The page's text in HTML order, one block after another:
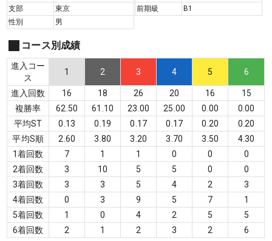
支部
東京
性別
男
前期級
B1
コース別成績
進入コー
ス
1 2 3 4 5 6
進入回数 16 18 26 20 16
15
複勝率
62.50 61.10 23.00 25.00 0.00
0.00
平均ST
0.13 0.19 0.17 0.17 0.20
0.20
平均S順
2.60 3.80 3.20 3.70 3.50
4.30
1着回数
7 1 1 0 0
0
2着回数
3 10 5 5 0
0
3着回数
3 3 5 4 2
3
4着回数
0 3 9 5 7
1
5着回数
1 0 4 2 5
5
6着回数
2 1 2 3 2 6